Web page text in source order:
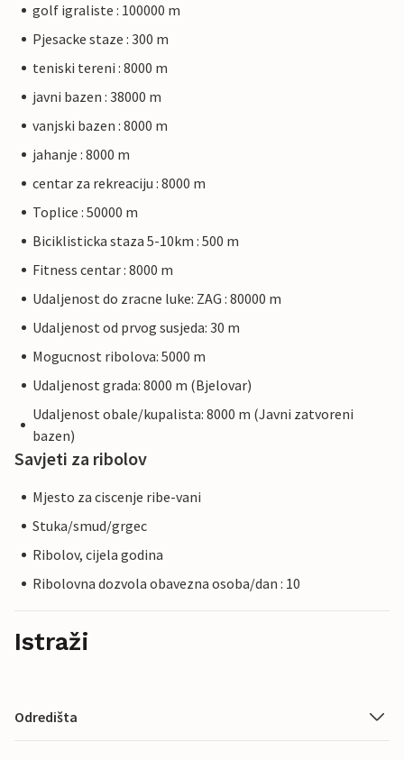
golf igraliste : 100000 m
Pjesacke staze : 300 m
teniski tereni : 8000 m
javni bazen : 38000 m
vanjski bazen : 8000 m
jahanje : 8000 m
centar za rekreaciju : 8000 m
Toplice : 50000 m
Biciklisticka staza 5-10km : 500 m
Fitness centar : 8000 m
Udaljenost do zracne luke: ZAG : 80000 m
Udaljenost od prvog susjeda: 30 m
Mogucnost ribolova: 5000 m
Udaljenost grada: 8000 m (Bjelovar)
Udaljenost obale/kupalista: 8000 m (Javni zatvoreni
bazen)
Savjeti za ribolov
Mjesto za ciscenje ribe-vani
Stuka/smud/grgec
Ribolov, cijela godina
Ribolovna dozvola obavezna osoba/dan : 10
Istraži
Odredišta